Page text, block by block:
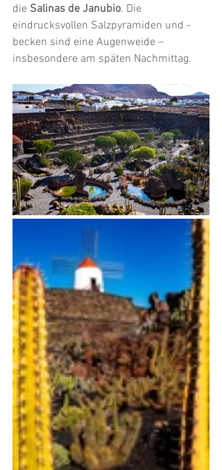
die Salinas de Janubio. Die
eindrucksvollen Salzpyramiden und -
becken sind eine Augenweide –
insbesondere am späten Nachmittag.